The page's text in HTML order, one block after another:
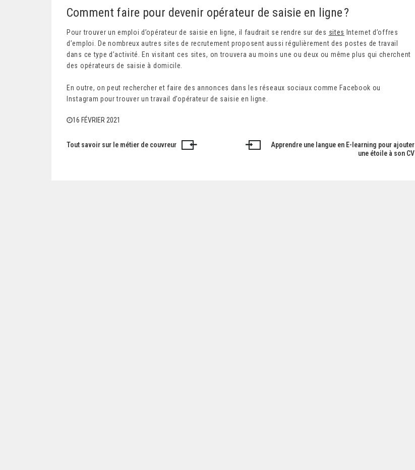
Comment faire pour devenir opérateur de saisie en ligne ?
Pour trouver un emploi d’opérateur de saisie en ligne, il faudrait se rendre sur des sites Internet d’offres
d’emploi. De nombreux autres sites de recrutement proposent aussi régulièrement des postes de travail
dans ce type d’activité. En visitant ces sites, on trouvera au moins une ou deux ou même plus qui cherchent
des opérateurs de saisie à domicile.
En outre, on peut rechercher et faire des annonces dans les réseaux sociaux comme Facebook ou
Instagram pour trouver un travail d’opérateur de saisie en ligne.
16 FÉVRIER 2021
N
Tout savoir sur le métier de couvreur
Apprendre une langue en E-learning pour ajouter
une étoile à son CV